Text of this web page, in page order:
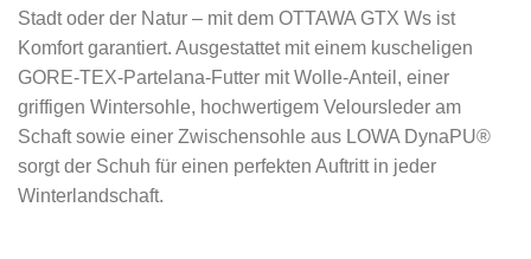
Stadt oder der Natur – mit dem OTTAWA GTX Ws ist
Komfort garantiert. Ausgestattet mit einem kuscheligen
GORE-TEX-Partelana-Futter mit Wolle-Anteil, einer
griffigen Wintersohle, hochwertigem Veloursleder am
Schaft sowie einer Zwischensohle aus LOWA DynaPU®
sorgt der Schuh für einen perfekten Auftritt in jeder
Winterlandschaft.